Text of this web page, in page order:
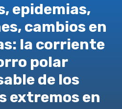
epidemias,
cambios en
la corriente
polar
de los
extremos en